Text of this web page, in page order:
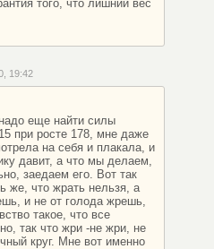
того, что лишний вес
19:42
еще найти силы
при росте 178, мне даже
на себя и плакала, и
давит, а что мы делаем,
заедаем его. Вот так
же, что жрать нельзя, а
и не от голода жрешь,
такое, что все
так что жри -не жри, не
круг. Мне вот именно